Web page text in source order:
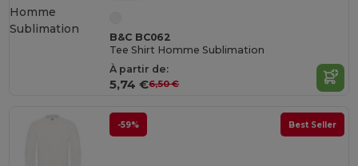
B&C BC062
Tee Shirt Homme Sublimation
À partir de:
5,74 €6,50 €
-59% Best Seller